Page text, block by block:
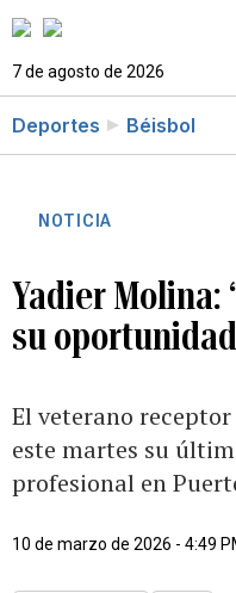
7 de agosto de 2026
Deportes Béisbol
NOTICIA
Yadier Molina:
su
El veterano
este martes su
profesional en
10 de marzo de 2026 - 4:49